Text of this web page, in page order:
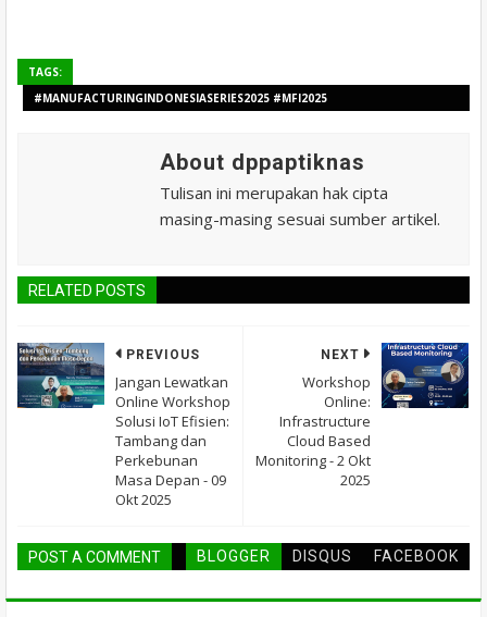
TAGS:
#MANUFACTURINGINDONESIASERIES2025 #MFI2025
About dppaptiknas
Tulisan ini merupakan hak cipta
masing-masing sesuai sumber artikel.
RELATED POSTS
NEXT
Workshop
Online:
Infrastructure
Cloud Based
Monitoring - 2 Okt
2025
PREVIOUS
Jangan Lewatkan
Online Workshop
Solusi IoT Efisien:
Tambang dan
Perkebunan
Masa Depan - 09
Okt 2025
POST A COMMENT BLOGGER DISQUS FACEBOOK